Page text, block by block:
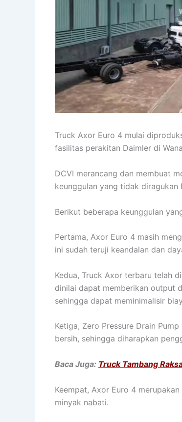
Truck Axor Euro 4 mulai
fasilitas perakitan Daimler di
DCVI merancang dan membuat
keunggulan yang tidak diragukan
Berikut beberapa keunggulan
Pertama, Axor Euro 4 masih
ini sudah teruji keandalan dan
Kedua, Truck Axor terbaru telah
dinilai dapat memberikan output
sehingga dapat meminimalisir
Ketiga, Zero Pressure Drain
bersih, sehingga diharapkan
Baca Juga: Truck Tambang
Keempat, Axor Euro 4
minyak nabati.